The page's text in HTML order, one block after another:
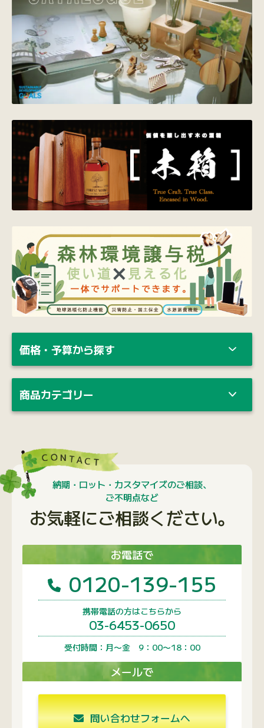
価格・予算から探す
商品カテゴリー
納期・ロット・カスタマイズのご相談、
ご不明点など
お気軽にご相談ください。
お電話で
0120-139-155
携帯電話の方はこちらから
03-6453-0650
受付時間：月〜金 9：00〜18：00
メールで
問い合わせフォームへ